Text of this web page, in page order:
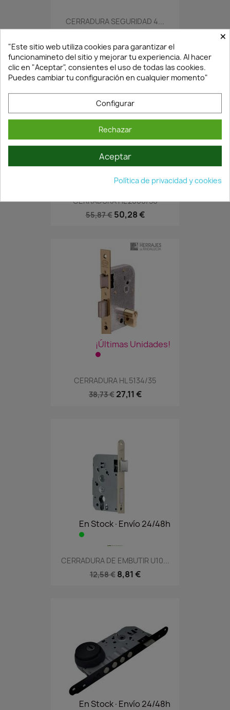
CERRADURA SEGURIDAD 4...
En Stock·Envío 24/48h
CERRADURA HL 2000/50
55,87 € 50,28 €
¡Últimas Unidades!
CERRADURA HL 5134/35
38,73 € 27,11 €
En Stock·Envío 24/48h
CERRADURA DE EMBUTIR U10...
12,58 € 8,81 €
En Stock·Envío 24/48h
×
"Este sitio web utiliza cookies para garantizar el
funcionamineto del sitio y mejorar tu experiencia. Al hacer
clic en "Aceptar", consientes el uso de todas las cookies.
Puedes cambiar tu configuración en cualquier momento"
Configurar
Rechazar
Aceptar
Política de privacidad y cookies